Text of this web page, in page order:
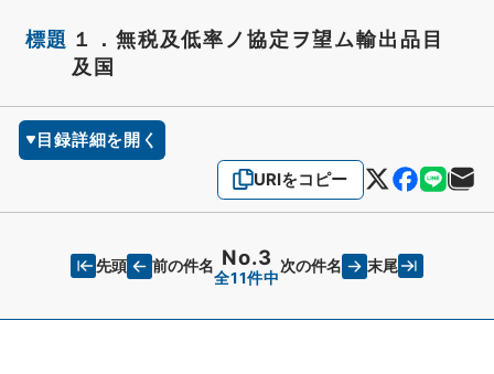
標題 １．無税及低率ノ協定ヲ望ム輸出品目
及国
目録詳細を開く
URIをコピー
先頭 前の件名 No.3
全11件中
次の件名 末尾